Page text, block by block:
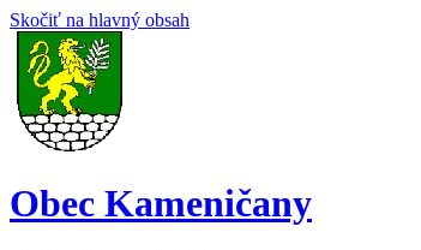
Skočiť na hlavný obsah
Obec Kameničany